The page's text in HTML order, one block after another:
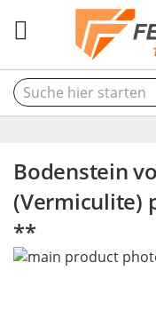
Bodenstein
(Vermiculite)
**
Skip